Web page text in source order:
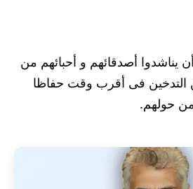
يناشدوا أصدقائهم و أحبائهم من
التدخين فى أقرب وقت حفاظا
حولهم.